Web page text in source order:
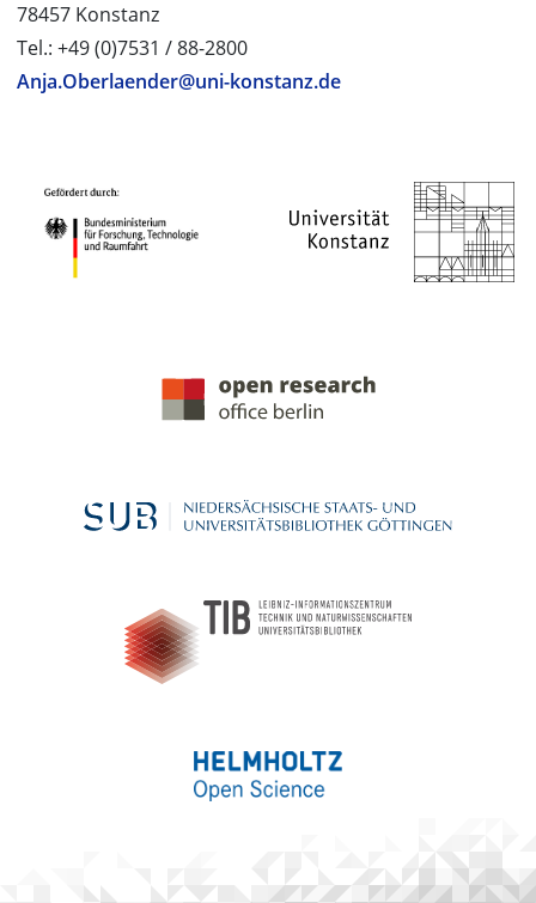
78457 Konstanz
Tel.: +49 (0)7531 / 88-2800
Anja.Oberlaender@uni-konstanz.de